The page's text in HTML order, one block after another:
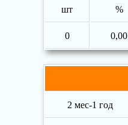
шт %
0 0,00
2 мес-1 год